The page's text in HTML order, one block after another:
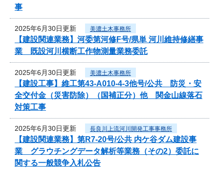
事
2025年6月30日更新 美濃土木事務所
【建設関連業務】河委第河修F号/県単 河川維持修繕事
業 既設河川横断工作物測量業務委託
2025年6月30日更新 美濃土木事務所
【建設工事】維工第43-A010-4-3他号/公共 防災・安
全交付金（災害防除）（国補正分）他 関金山線落石
対策工事
2025年6月30日更新 長良川上流河川開発工事事務所
【建設関連業務】第R7-20号/公共 内ケ谷ダム建設事
業 グラウチングデータ解析等業務（その2）委託に
関する一般競争入札公告